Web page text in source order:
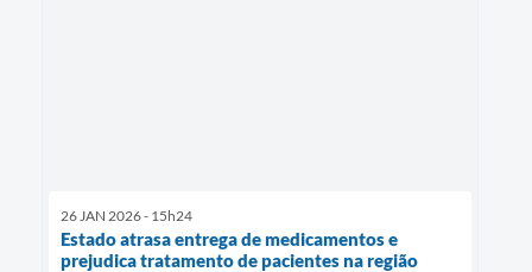
26 JAN 2026 - 15h24
Estado atrasa entrega de medicamentos e
prejudica tratamento de pacientes na região